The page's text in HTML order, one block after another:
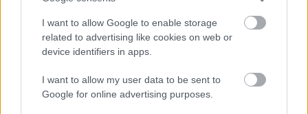
I want to allow Google to enable storage
related to advertising like cookies on web or
device identifiers in apps.
I want to allow my user data to be sent to
Google for online advertising purposes.